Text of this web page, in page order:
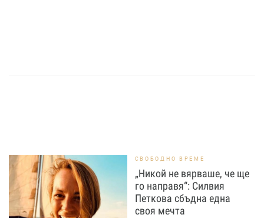
СВОБОДНО ВРЕМЕ
„Никой не вярваше, че ще
го направя“: Силвия
Петкова сбъдна една
своя мечта